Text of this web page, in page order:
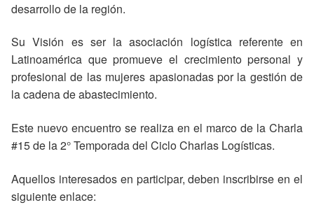
desarrollo de la región.
Su Visión es ser la asociación logística referente en
Latinoamérica que promueve el crecimiento personal y
profesional de las mujeres apasionadas por la gestión de
la cadena de abastecimiento.
Este nuevo encuentro se realiza en el marco de la Charla
#15 de la 2° Temporada del Ciclo Charlas Logísticas.
Aquellos interesados en participar, deben inscribirse en el
siguiente enlace: